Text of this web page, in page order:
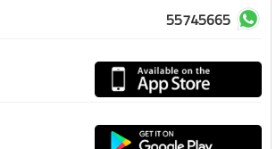
55745665